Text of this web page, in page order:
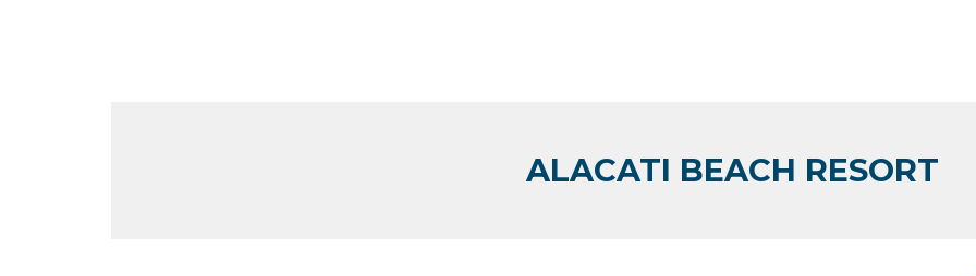
ALACATI BEACH RESORT